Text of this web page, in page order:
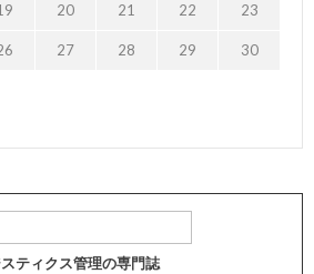
20 21 22 23
27 28 29 30
ティクス管理の専門誌